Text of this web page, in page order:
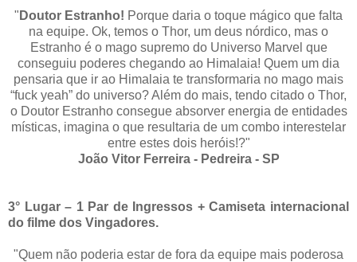
" Doutor Estranho! Porque daria o toque mágico que falta
na equipe. Ok, temos o Thor, um deus nórdico, mas o
Estranho é o mago supremo do Universo Marvel que
conseguiu poderes chegando ao Himalaia! Quem um dia
pensaria que ir ao Himalaia te transformaria no mago mais
“fuck yeah” do universo? Além do mais, tendo citado o Thor,
o Doutor Estranho consegue absorver energia de entidades
místicas, imagina o que resultaria de um combo interestelar
entre estes dois heróis!?"
João Vitor Ferreira - Pedreira - SP
3° Lugar – 1 Par de Ingressos + Camiseta internacional
do filme dos Vingadores.
"Quem não poderia estar de fora da equipe mais poderosa